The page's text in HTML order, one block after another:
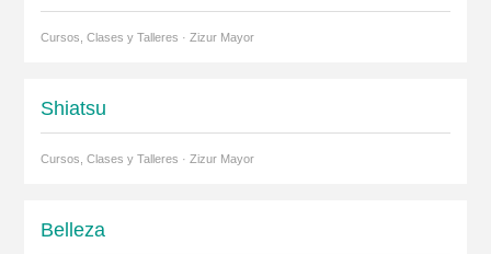
Cursos, Clases y Talleres · Zizur Mayor
Shiatsu
Cursos, Clases y Talleres · Zizur Mayor
Belleza